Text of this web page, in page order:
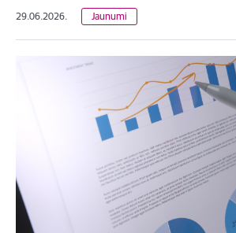
29.06.2026. Jaunumi